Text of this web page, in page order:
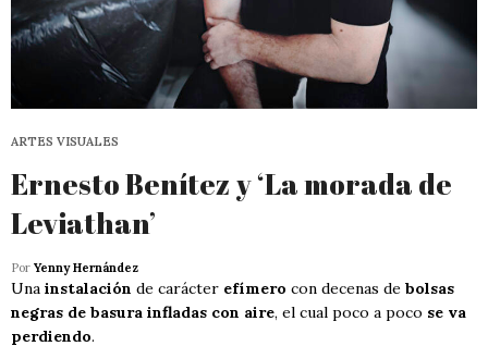
ARTES VISUALES
Ernesto Benítez y ‘La morada de
Leviathan’
Por Yenny Hernández
Una instalación de carácter efímero con decenas de bolsas
negras de basura infladas con aire, el cual poco a poco se va
perdiendo.